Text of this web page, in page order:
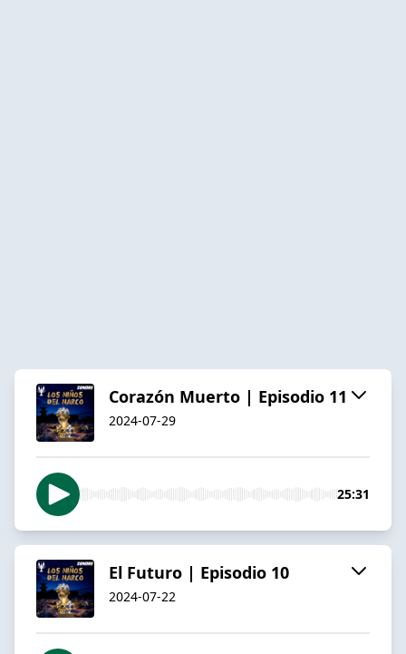
Corazón Muerto | Episodio 11
2024-07-29
25:31
El Futuro | Episodio 10
2024-07-22